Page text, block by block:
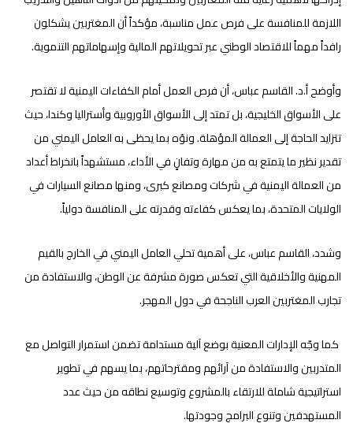
اللازمة للمنافسة على فرص عمل مناسبة، مؤكداً أن المغتربين يشكلون
رافداً مهماً للاقتصاد الوطني عبر تحويلاتهم المالية وإسهاماتهم التنموية.
وأوضح أ.د. القاسم عباس، أن فرص العمل أمام الكفاءات اليمنية لا تقتصر
على الأسواق الخليجية، بل تمتد إلى الأسواق الأوروبية وأستراليا وكندا، حيث
تتزايد الحاجة إلى العمالة المؤهلة. ونوّه بما يحظى به العامل اليمني من
تقدير نظير ما يتمتع به من مهارة وتفانٍ في الأداء، مستشهداً بانخراط أعداد
من العمالة اليمنية في شركات ومصانع كبرى، ومنها مصانع السيارات في
الولايات المتحدة، بما يعكس كفاءته وقدرته على المنافسة دولياً.
وشدد، القاسم عباس، على أهمية تحلي العامل اليمني في الخارج بالقيم
المهنية والأخلاقية التي تعكس صورة مشرفة عن الوطن، والاستفادة من
تجارب المغتربين العرب الناجحة في دول المهجر.
كما وجّه الإدارات المعنية بوضع آلية مستدامة تضمن استمرار التواصل مع
المتدربين والاستفادة من آرائهم ومقترحاتهم، بما يسهم في تطوير
استراتيجية شاملة للارتقاء بالمشروع وتوسيع نطاقه من حيث عدد
المستهدفين وتنوع البرامج وجودتها.